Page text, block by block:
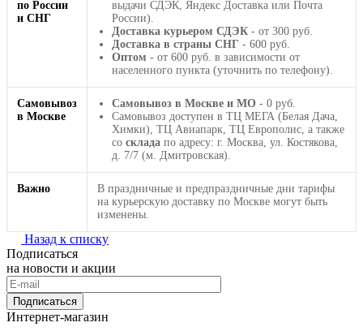
по России
и СНГ
выдачи СДЭК, Яндекс Доставка или Почта
России).
Доставка курьером СДЭК - от 300 руб.
Доставка в страны СНГ - 600 руб.
Оптом - от 600 руб. в зависимости от
населенного пункта (уточнить по телефону).
Самовывоз
в Москве
Самовывоз в Москве и МО - 0 руб.
Самовывоз доступен в ТЦ МЕГА (Белая Дача,
Химки), ТЦ Авиапарк, ТЦ Европолис, а также
со склада по адресу: г. Москва, ул. Костякова,
д. 7/7 (м. Дмитровская).
Важно
В праздничные и предпраздничные дни тарифы
на курьерскую доставку по Москве могут быть
изменены.
Назад к списку
Подписаться
на новости и акции
Подписаться
Интернет-магазин